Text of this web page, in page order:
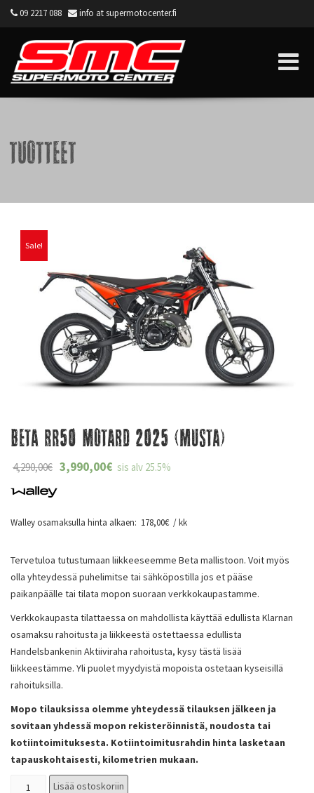
09 2217 088 info at supermotocenter.fi
Tuotteet
Sale!
Beta RR50 Motard 2025 (musta)
4,290,00€ 3,990,00€ sis alv 25.5%
Walley osamaksulla hinta alkaen: 178,00€ / kk
Tervetuloa tutustumaan liikkeeseemme Beta mallistoon. Voit myös
olla yhteydessä puhelimitse tai sähköpostilla jos et pääse
paikanpäälle tai tilata mopon suoraan verkkokaupastamme.
Verkkokaupasta tilattaessa on mahdollista käyttää edullista Klarnan
osamaksu rahoitusta ja liikkeestä ostettaessa edullista
Handelsbankenin Aktiiviraha rahoitusta, kysy tästä lisää
liikkeestämme. Yli puolet myydyistä mopoista ostetaan kyseisillä
rahoituksilla.
Mopo tilauksissa olemme yhteydessä tilauksen jälkeen ja
sovitaan yhdessä mopon rekisteröinnistä, noudosta tai
kotiintoimituksesta. Kotiintoimitusrahdin hinta lasketaan
tapauskohtaisesti, kilometrien mukaan.
Lisää ostoskoriin